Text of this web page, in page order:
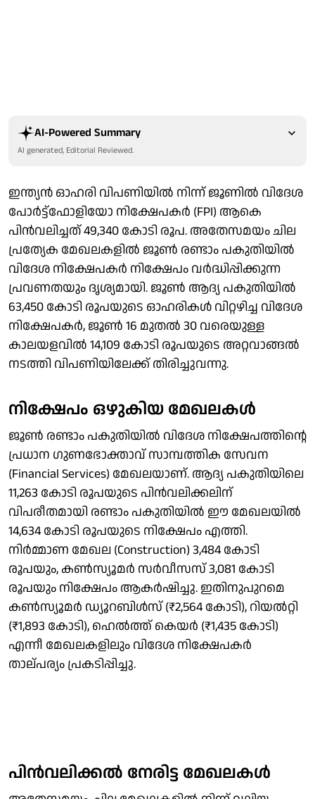
AI-Powered Summary
AI generated, Editorial Reviewed.
ഇന്ത്യൻ ഓഹരി വിപണിയിൽ നിന്ന് ജൂണില്‍ വിദേശ
പോർട്ട്‌ഫോളിയോ നിക്ഷേപകർ (FPI) ആകെ
പിൻവലിച്ചത് 49,340 കോടി രൂപ. അതേസമയം ചില
പ്രത്യേക മേഖലകളിൽ ജൂണ്‍ രണ്ടാം പകുതിയില്‍
വിദേശ നിക്ഷേപകര്‍ നിക്ഷേപം വർദ്ധിപ്പിക്കുന്ന
പ്രവണതയും ദൃശ്യമായി. ജൂൺ ആദ്യ പകുതിയിൽ
63,450 കോടി രൂപയുടെ ഓഹരികൾ വിറ്റഴിച്ച വിദേശ
നിക്ഷേപകർ, ജൂൺ 16 മുതൽ 30 വരെയുള്ള
കാലയളവിൽ 14,109 കോടി രൂപയുടെ അറ്റവാങ്ങൽ
നടത്തി വിപണിയിലേക്ക് തിരിച്ചുവന്നു.
നിക്ഷേപം ഒഴുകിയ മേഖലകൾ
ജൂൺ രണ്ടാം പകുതിയിൽ വിദേശ നിക്ഷേപത്തിന്റെ
പ്രധാന ഗുണഭോക്താവ് സാമ്പത്തിക സേവന
(Financial Services) മേഖലയാണ്. ആദ്യ പകുതിയിലെ
11,263 കോടി രൂപയുടെ പിൻവലിക്കലിന്
വിപരീതമായി രണ്ടാം പകുതിയിൽ ഈ മേഖലയിൽ
14,634 കോടി രൂപയുടെ നിക്ഷേപം എത്തി.
നിർമ്മാണ മേഖല (Construction) 3,484 കോടി
രൂപയും, കൺസ്യൂമർ സർവീസസ് 3,081 കോടി
രൂപയും നിക്ഷേപം ആകർഷിച്ചു. ഇതിനുപുറമെ
കൺസ്യൂമർ ഡ്യൂറബിൾസ് (₹2,564 കോടി), റിയൽറ്റി
(₹1,893 കോടി), ഹെൽത്ത് കെയർ (₹1,435 കോടി)
എന്നീ മേഖലകളിലും വിദേശ നിക്ഷേപകർ
താല്പര്യം പ്രകടിപ്പിച്ചു.
പിൻവലിക്കൽ നേരിട്ട മേഖലകൾ